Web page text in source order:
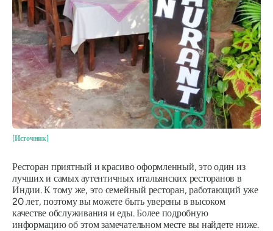
[Источник]
Ресторан приятный и красиво оформленный, это один из
лучших и самых аутентичных итальянских ресторанов в
Индии. К тому же, это семейный ресторан, работающий уже
20 лет, поэтому вы можете быть уверены в высоком
качестве обслуживания и еды. Более подробную
информацию об этом замечательном месте вы найдете ниже.